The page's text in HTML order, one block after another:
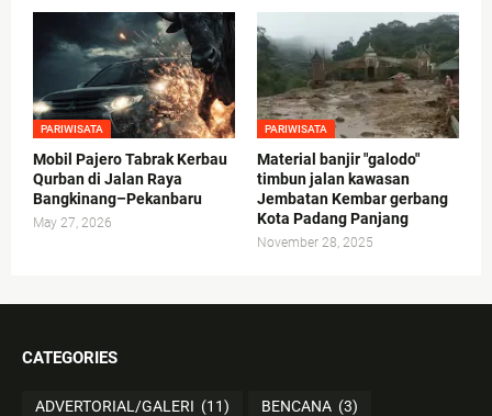
PARIWISATA
Mobil Pajero Tabrak Kerbau
Qurban di Jalan Raya
Bangkinang–Pekanbaru
May 27, 2026
PARIWISATA
Material banjir "galodo"
timbun jalan kawasan
Jembatan Kembar gerbang
Kota Padang Panjang
November 28, 2025
CATEGORIES
ADVERTORIAL/GALERI (11) BENCANA (3)